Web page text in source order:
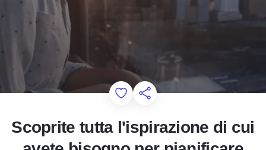
Add to Favorites
Condividi questa pagina
Scoprite tutta l'ispirazione di cui